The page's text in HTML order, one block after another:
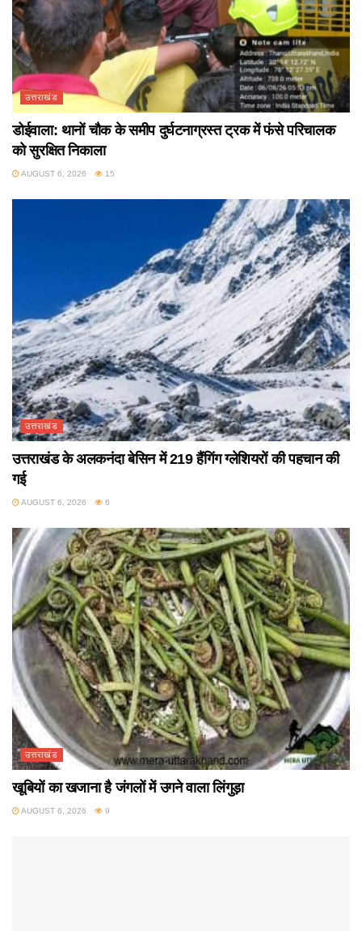
उत्तराखंड
डोईवाला: थानों चौक के समीप दुर्घटनाग्रस्त ट्रक में फंसे परिचालक
को सुरक्षित निकाला
AUGUST 6, 2026 15
उत्तराखंड
उत्तराखंड के अलकनंदा बेसिन में 219 हैंगिंग ग्लेशियरों की पहचान की
गई
AUGUST 6, 2026 6
उत्तराखंड
खूबियों का खजाना है जंगलों में उगने वाला लिंगुड़ा
AUGUST 6, 2026 9